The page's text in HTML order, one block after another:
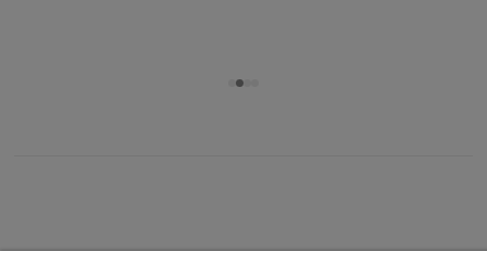
chłodzenie swojej infrastruktury IT.